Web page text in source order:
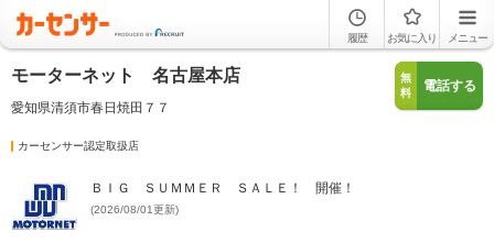
履歴 お気に入り メニュー
モーターネット 名古屋本店
愛知県清須市春日焼田７７
無
料
電話する
カーセンサー認定取扱店
ＢＩＧ ＳＵＭＭＥＲ ＳＡＬＥ！ 開催！
(2026/08/01更新)